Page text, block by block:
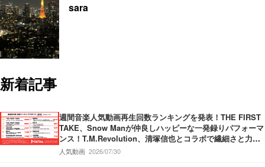
sara
新着記事
週間音楽人気動画再生回数ランキングを発表！THE FIRST
TAKE、Snow Manが仲良しハッピーな一発録りパフォーマ
ンス！T.M.Revolution、清塚信也とコラボで繊細さと力強
さ持ったパフォーマンスを披露！Vaundy、甲子園応援ソン
人気動画 2026/07/30